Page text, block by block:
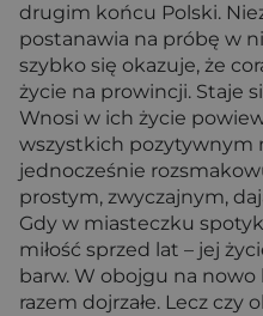
drugim końcu Polski.
postanawia na próbę w
szybko się okazuje, że
życie na prowincji. Staje
Wnosi w ich życie
wszystkich pozytywnym
jednocześnie
prostym, zwyczajnym,
Gdy w miasteczku
miłość sprzed lat – jej
barw. W obojgu na
razem dojrzałe. Lecz czy